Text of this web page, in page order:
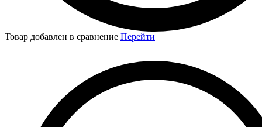
Товар добавлен в сравнение Перейти